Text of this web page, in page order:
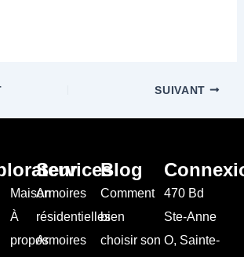
SUIVANT
Maison
À
propos
Services
Armoires
résidentielles
Armoires
Blog
Comment
bien
choisir son
470 Bd
Ste-Anne
O, Sainte-